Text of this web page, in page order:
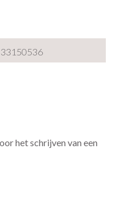
33150536
het schrijven van een